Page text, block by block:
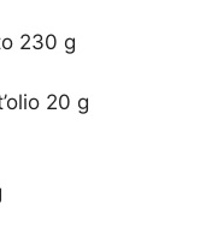
230 g
20 g